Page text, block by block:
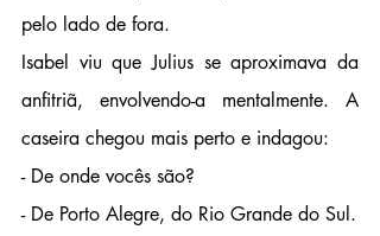
pelo lado de fora.
Isabel viu que Julius se aproximava da
anfitriã, envolvendo-a mentalmente. A
caseira chegou mais perto e indagou:
- De onde vocês são?
- De Porto Alegre, do Rio Grande do Sul.